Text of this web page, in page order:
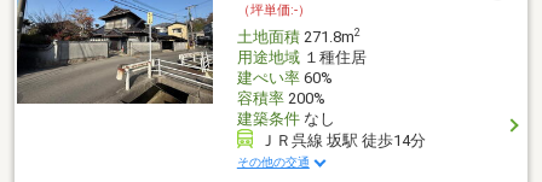
（坪単価:-）
土地面積271.8m2
用途地域１種住居
建ぺい率60%
容積率200%
建築条件なし
ＪＲ呉線 坂駅 徒歩14分
その他の交通